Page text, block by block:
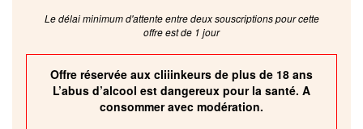
Le délai minimum d'attente entre deux souscriptions pour cette
offre est de 1 jour
Offre réservée aux cliiinkeurs de plus de 18 ans
L’abus d’alcool est dangereux pour la santé. A
consommer avec modération.